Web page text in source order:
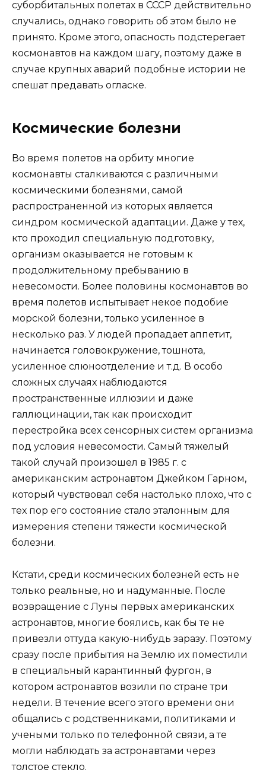
суборбитальных полетах в СССР действительно
случались, однако говорить об этом было не
принято. Кроме этого, опасность подстерегает
космонавтов на каждом шагу, поэтому даже в
случае крупных аварий подобные истории не
спешат предавать огласке.
Космические болезни
Во время полетов на орбиту многие
космонавты сталкиваются с различными
космическими болезнями, самой
распространенной из которых является
синдром космической адаптации. Даже у тех,
кто проходил специальную подготовку,
организм оказывается не готовым к
продолжительному пребыванию в
невесомости. Более половины космонавтов во
время полетов испытывает некое подобие
морской болезни, только усиленное в
несколько раз. У людей пропадает аппетит,
начинается головокружение, тошнота,
усиленное слюноотделение и т.д. В особо
сложных случаях наблюдаются
пространственные иллюзии и даже
галлюцинации, так как происходит
перестройка всех сенсорных систем организма
под условия невесомости. Самый тяжелый
такой случай произошел в 1985 г. с
американским астронавтом Джейком Гарном,
который чувствовал себя настолько плохо, что с
тех пор его состояние стало эталонным для
измерения степени тяжести космической
болезни.
Кстати, среди космических болезней есть не
только реальные, но и надуманные. После
возвращение с Луны первых американских
астронавтов, многие боялись, как бы те не
привезли оттуда какую-нибудь заразу. Поэтому
сразу после прибытия на Землю их поместили
в специальный карантинный фургон, в
котором астронавтов возили по стране три
недели. В течение всего этого времени они
общались с родственниками, политиками и
учеными только по телефонной связи, а те
могли наблюдать за астронавтами через
толстое стекло.